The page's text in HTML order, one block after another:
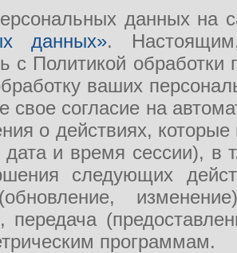
данных на
данных».
с Политикой
ваших
свое согласие на
о действиях,
дата и время сессии), в
следующих
передача
программам.